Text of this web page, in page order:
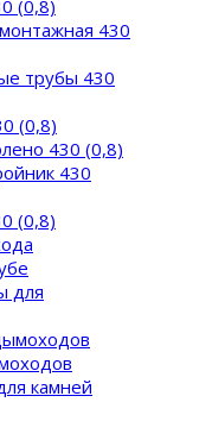
(0,8)
430
трубы 430
(0,8)
430 (0,8)
430
(0,8)
для
камней